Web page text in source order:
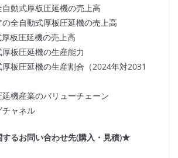
自動式厚板圧延機の売上高
の全自動式厚板圧延機の売上高
厚板圧延機の売上高
厚板圧延機の生産能力
厚板圧延機の生産割合（2024年対2031
延機産業のバリューチェーン
チャネル
るお問い合わせ先(購入・見積)★